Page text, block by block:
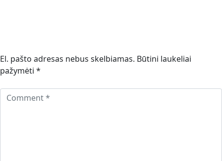
El. pašto adresas nebus skelbiamas. Būtini laukeliai
pažymėti *